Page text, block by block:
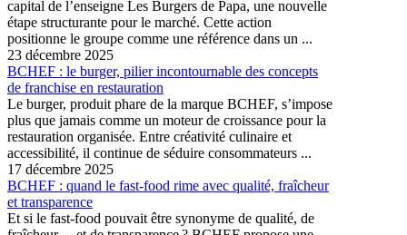
capital de l’enseigne Les Burgers de Papa, une nouvelle
étape structurante pour le marché. Cette action
positionne le groupe comme une référence dans un ...
23 décembre 2025
BCHEF : le burger, pilier incontournable des concepts
de franchise en restauration
Le burger, produit phare de la marque BCHEF, s’impose
plus que jamais comme un moteur de croissance pour la
restauration organisée. Entre créativité culinaire et
accessibilité, il continue de séduire consommateurs ...
17 décembre 2025
BCHEF : quand le fast-food rime avec qualité, fraîcheur
et transparence
Et si le fast-food pouvait être synonyme de qualité, de